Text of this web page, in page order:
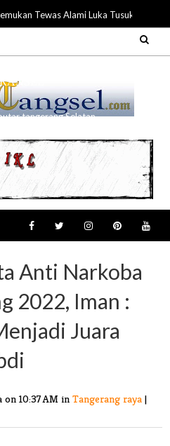
Tewas Alami Luka Tusuk di Gading
tangerang Selatan
Anti Narkoba
2022, Iman :
Juara
on 10:37 AM in Tangerang raya |